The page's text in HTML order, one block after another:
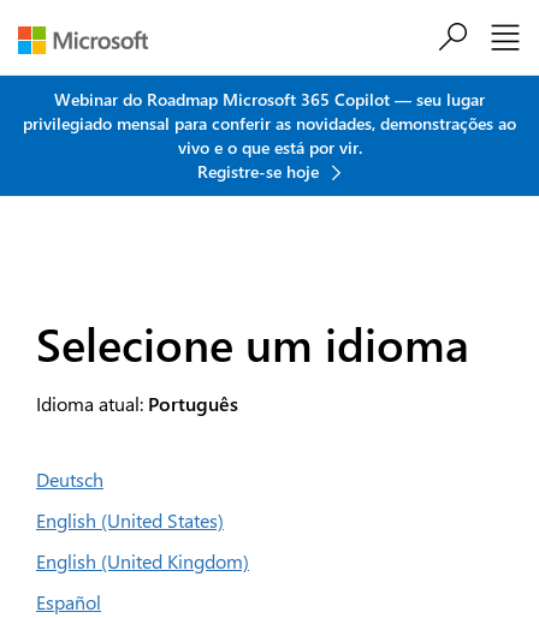
Webinar do Roadmap Microsoft 365 Copilot — seu lugar
privilegiado mensal para conferir as novidades, demonstrações ao
vivo e o que está por vir.
Registre-se hoje
Selecione um idioma
Idioma atual: Português
Deutsch
English (United States)
English (United Kingdom)
Español